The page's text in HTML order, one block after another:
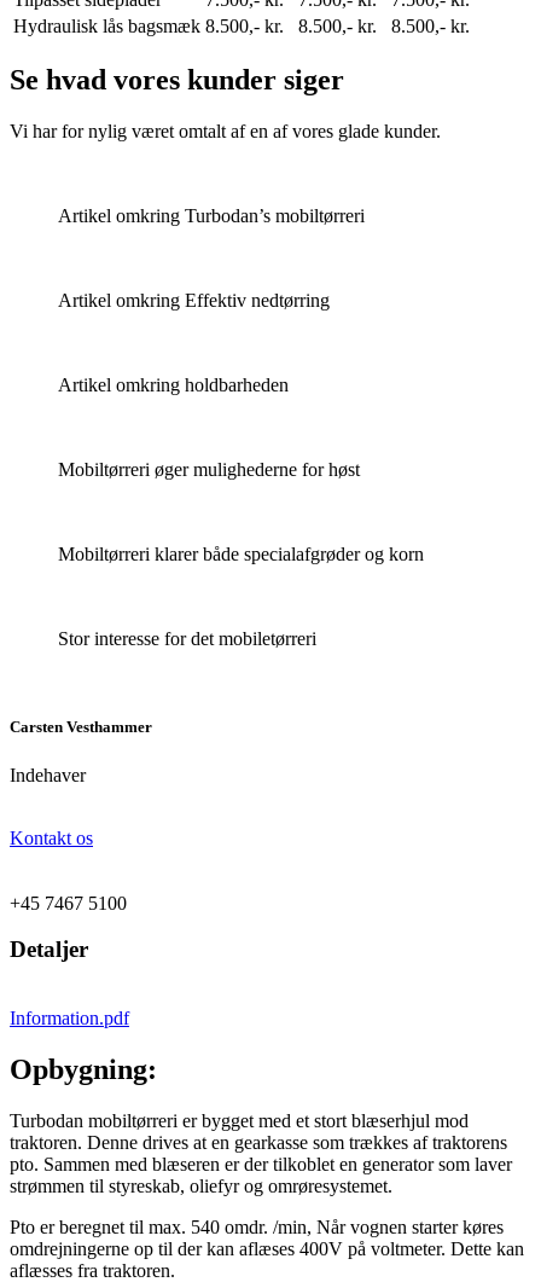
Hydraulisk lås bagsmæk 8.500,- kr. 8.500,- kr. 8.500,- kr.
Se hvad vores kunder siger
Vi har for nylig været omtalt af en af vores glade kunder.
Artikel omkring Turbodan’s mobiltørreri
Artikel omkring Effektiv nedtørring
Artikel omkring holdbarheden
Mobiltørreri øger mulighederne for høst
Mobiltørreri klarer både specialafgrøder og korn
Stor interesse for det mobiletørreri
Carsten Vesthammer
Indehaver
Kontakt os
+45 7467 5100
Detaljer
Information.pdf
Opbygning:
Turbodan mobiltørreri er bygget med et stort blæserhjul mod
traktoren. Denne drives at en gearkasse som trækkes af traktorens
pto. Sammen med blæseren er der tilkoblet en generator som laver
strømmen til styreskab, oliefyr og omrøresystemet.
Pto er beregnet til max. 540 omdr. /min, Når vognen starter køres
omdrejningerne op til der kan aflæses 400V på voltmeter. Dette kan
aflæsses fra traktoren.